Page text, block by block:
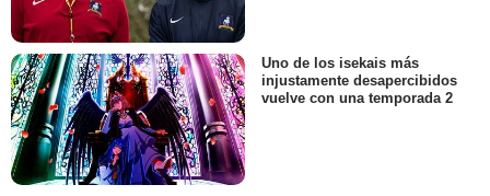
Uno de los isekais más
injustamente desapercibidos
vuelve con una temporada 2